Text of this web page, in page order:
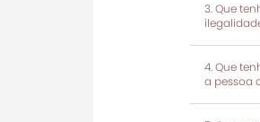
Que
Que
a pessoa